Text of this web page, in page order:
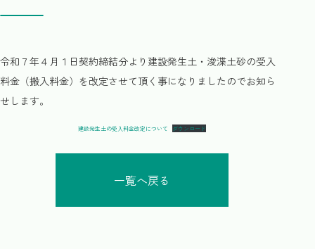
令和７年４月１日契約締結分より建設発生土・浚渫土砂の受入
料金（搬入料金）を改定させて頂く事になりましたのでお知ら
せします。
建設発生土の受入料金改定について ダウンロード
一覧へ戻る